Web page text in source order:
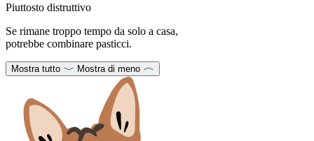
Piuttosto distruttivo
Se rimane troppo tempo da solo a casa,
potrebbe combinare pasticci.
Mostra tutto Mostra di meno